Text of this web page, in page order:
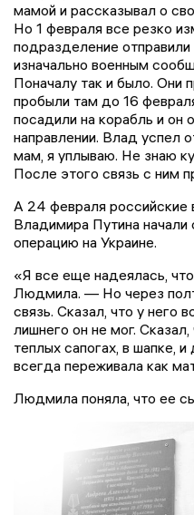
мамой и рассказывал о
Но 1 февраля все резко
подразделение
изначально военным
Поначалу так и было. Они
пробыли там до 16
посадили на корабль и он
направлении. Влад успел
мам, я уплываю. Не знаю
После этого связь с ним
А 24 февраля российские
Владимира Путина
операцию на Украине.
«Я все еще надеялась,
Людмила. — Но через
связь. Сказал, что у него
лишнего он не мог.
теплых сапогах, в шапке,
всегда переживала как
Людмила поняла, что ее